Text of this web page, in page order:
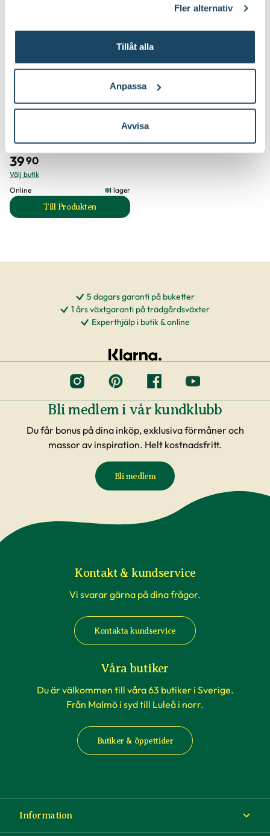
Fler alternativ
Tillåt alla
Anpassa
Avvisa
Trädgårdshandske Greppa
Finns i flera varianter
3990
Välj butik
Online
I lager
Till Produkten
till Trädgårdshandske Greppa produktsida
5 dagars garanti på buketter
1 års växtgaranti på trädgårdsväxter
Experthjälp i butik & online
Bli medlem i vår kundklubb
Du får bonus på dina inköp, exklusiva förmåner och
massor av inspiration. Helt kostnadsfritt.
Bli medlem
Kontakt & kundservice
Vi svarar gärna på dina frågor.
Kontakta kundservice
Våra butiker
Du är välkommen till våra 63 butiker i Sverige.
Från Malmö i syd till Luleå i norr.
Butiker & öppettider
Information